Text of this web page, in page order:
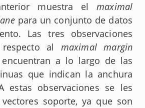
muestra elmaximal
para un conjunto de datos
Las tres observaciones
respecto almaximal margin
encuentran a lo largo de las
que indican la anchura
estas observaciones se les
soporte, ya que son